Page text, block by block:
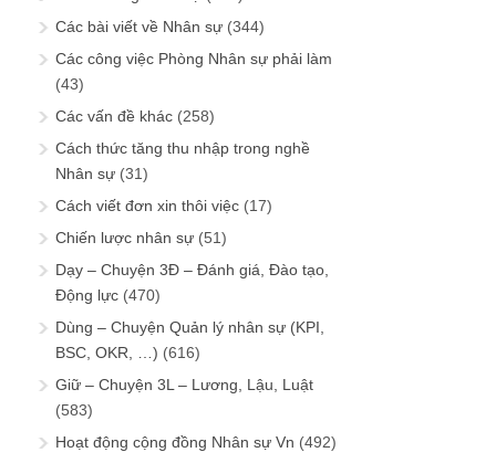
Các bài viết về Nhân sự (344)
Các công việc Phòng Nhân sự phải làm
(43)
Các vấn đề khác (258)
Cách thức tăng thu nhập trong nghề
Nhân sự (31)
Cách viết đơn xin thôi việc (17)
Chiến lược nhân sự (51)
Dạy – Chuyện 3Đ – Đánh giá, Đào tạo,
Động lực (470)
Dùng – Chuyện Quản lý nhân sự (KPI,
BSC, OKR, …) (616)
Giữ – Chuyện 3L – Lương, Lậu, Luật
(583)
Hoạt động cộng đồng Nhân sự Vn (492)